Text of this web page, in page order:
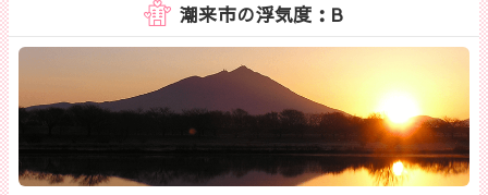
潮来市の浮気度：B